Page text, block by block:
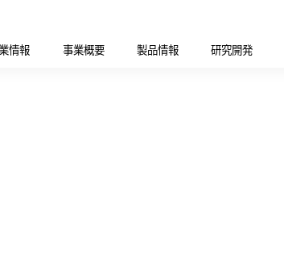
情報
事業概要 製品情報 研究開発